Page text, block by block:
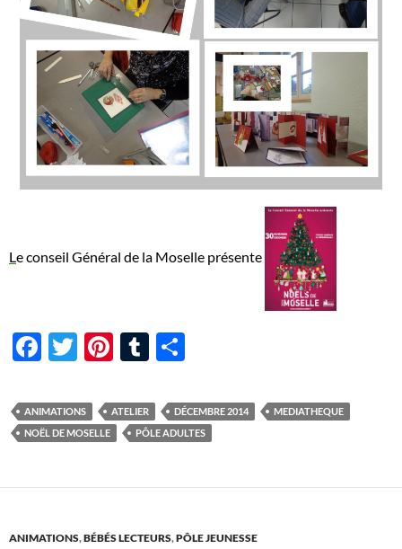
Le conseil Général de la Moselle présente
F
e
b
o
T
itt
er
Pi
er
es
T
m
bl
ta
g
ANIMATIONS ATELIER DÉCEMBRE 2014
MEDIATHEQUE
NOËL DE MOSELLE
PÔLE ADULTES
ANIMATIONS,BÉBÉS LECTEURS,PÔLE JEUNESSE